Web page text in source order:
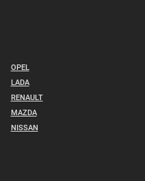
OPEL
LADA
RENAULT
MAZDA
NISSAN